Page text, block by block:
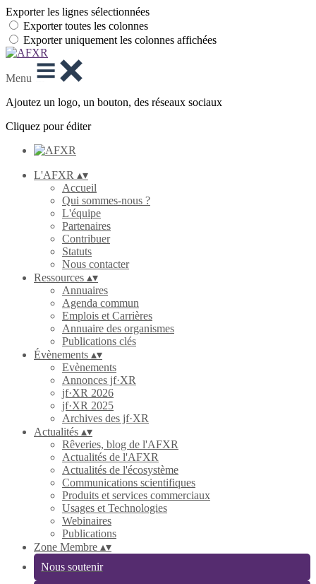
Exporter les lignes sélectionnées
Exporter toutes les colonnes
Exporter uniquement les colonnes affichées
Menu
Ajoutez un logo, un bouton, des réseaux sociaux
Cliquez pour éditer
L'AFXR ▴▾
Accueil
Qui sommes-nous ?
L'équipe
Partenaires
Contribuer
Statuts
Nous contacter
Ressources ▴▾
Annuaires
Agenda commun
Emplois et Carrières
Annuaire des organismes
Publications clés
Évènements ▴▾
Evènements
Annonces jf·XR
jf·XR 2026
jf·XR 2025
Archives des jf·XR
Actualités ▴▾
Rêveries, blog de l'AFXR
Actualités de l'AFXR
Actualités de l'écosystème
Communications scientifiques
Produits et services commerciaux
Usages et Technologies
Webinaires
Publications
Zone Membre ▴▾
Nous soutenir